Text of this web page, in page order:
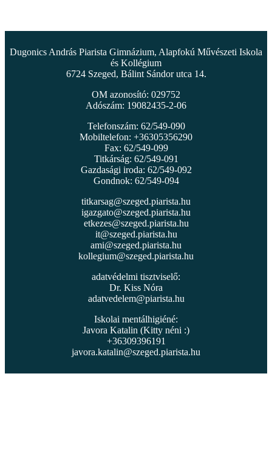
Dugonics András Piarista Gimnázium, Alapfokú Művészeti Iskola
és Kollégium
6724 Szeged, Bálint Sándor utca 14.
OM azonosító: 029752
Adószám: 19082435-2-06
Telefonszám: 62/549-090
Mobiltelefon: +36305356290
Fax: 62/549-099
Titkárság: 62/549-091
Gazdasági iroda: 62/549-092
Gondnok: 62/549-094
titkarsag@szeged.piarista.hu
igazgato@szeged.piarista.hu
etkezes@szeged.piarista.hu
it@szeged.piarista.hu
ami@szeged.piarista.hu
kollegium@szeged.piarista.hu
adatvédelmi tisztviselő:
Dr. Kiss Nóra
adatvedelem@piarista.hu
Iskolai mentálhigiéné:
Javora Katalin (Kitty néni :)
+36309396191
javora.katalin@szeged.piarista.hu